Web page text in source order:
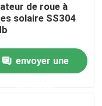
de roue à
solaire SS304
envoyer une